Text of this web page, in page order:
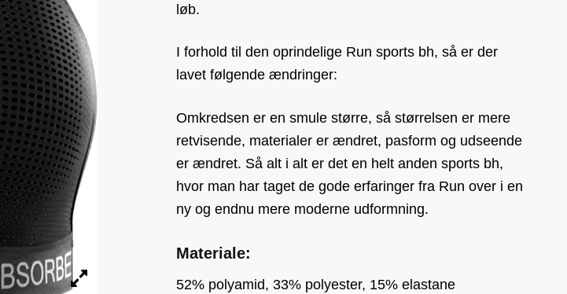
løb.
I forhold til den oprindelige Run sports bh, så er der
lavet følgende ændringer:
Omkredsen er en smule større, så størrelsen er mere
retvisende, materialer er ændret, pasform og udseende
er ændret. Så alt i alt er det en helt anden sports bh,
hvor man har taget de gode erfaringer fra Run over i en
ny og endnu mere moderne udformning.
Materiale:
52% polyamid, 33% polyester, 15% elastane